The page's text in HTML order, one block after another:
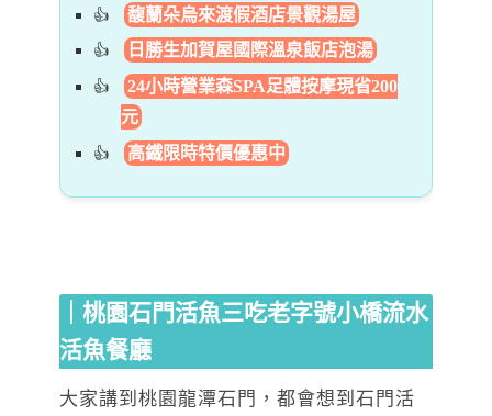
馥蘭朵烏來渡假酒店景觀湯屋
日勝生加賀屋國際溫泉飯店泡湯
24小時營業森SPA足體按摩現省200
元
高鐵限時特價優惠中
｜桃園石門活魚三吃老字號小橋流水
活魚餐廳
大家講到桃園龍潭石門，都會想到石門活